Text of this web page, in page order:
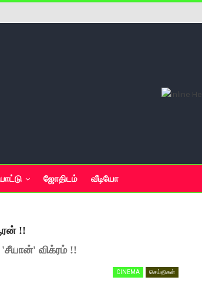
ஜோதிடம் வீடியோ
!!
'சீயான்' விக்ரம் !!
CINEMA செய்திகள்